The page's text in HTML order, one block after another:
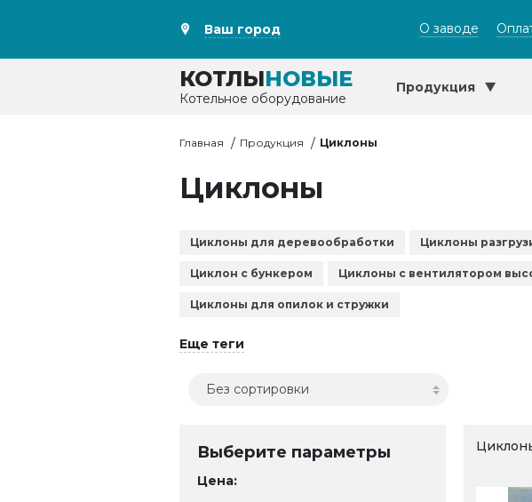
Ваш город О заводе
КОТЛЫНОВЫЕ
Котельное оборудование
Продукция
Главная Продукция Циклоны
Циклоны
Циклоны для деревообработки Циклоны
Циклон с бункером Циклоны с вентилятором
Циклоны для опилок и стружки
Еще теги
Выберите параметры
Цена: